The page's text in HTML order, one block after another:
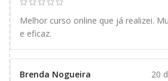
Melhor curso online que já realizei.
e eficaz.
Brenda Nogueira 20